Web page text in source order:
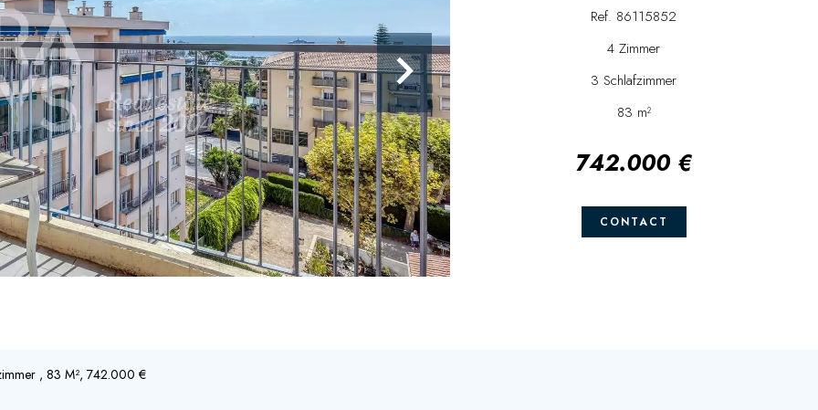
Ref. 86115852
4 Zimmer
3 Schlafzimmer
83 m²
742.000 €
CONTACT
, 83 M², 742.000 €